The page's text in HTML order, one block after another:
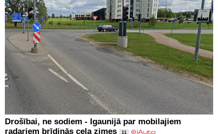
Drošībai, ne sodiem - Igaunijā par mobilajiem
radariem brīdinās ceļa zimes
11